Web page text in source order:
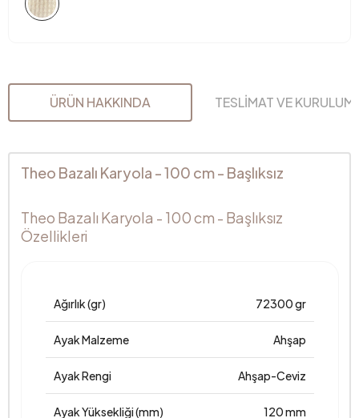
ÜRÜN HAKKINDA TESLİMAT VE KURULUM
Theo Bazalı Karyola - 100 cm - Başlıksız
Theo Bazalı Karyola - 100 cm - Başlıksız
Özellikleri
Ağırlık (gr) 72300 gr
Ayak Malzeme Ahşap
Ayak Rengi Ahşap-Ceviz
Ayak Yüksekliği (mm) 120 mm